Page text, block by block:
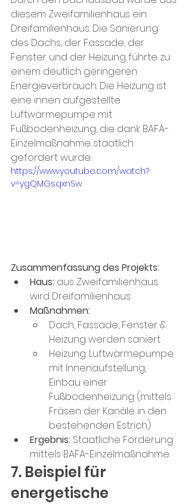
diesem Zweifamilienhaus ein
Dreifamilienhaus. Die Sanierung
des Dachs, der Fassade, der
Fenster und der Heizung führte zu
einem deutlich geringeren
Energieverbrauch. Die Heizung ist
eine innen aufgestellte
Luftwärmepumpe mit
Fußbodenheizung, die dank BAFA-
Einzelmaßnahme staatlich
gefördert wurde.
https://www.youtube.com/watch?
v=ygQMGsqxnSw
Zusammenfassung des Projekts:
Haus: aus Zweifamilienhaus
wird Dreifamilienhaus
Maßnahmen:
Dach, Fassade, Fenster &
Heizung werden saniert
Heizung: Luftwärmepumpe
mit Innenaufstellung,
Einbau einer
Fußbodenheizung (mittels
Fräsen der Kanäle in den
bestehenden Estrich)
Ergebnis: Staatliche Förderung
mittels BAFA-Einzelmaßnahme
7. Beispiel für
energetische